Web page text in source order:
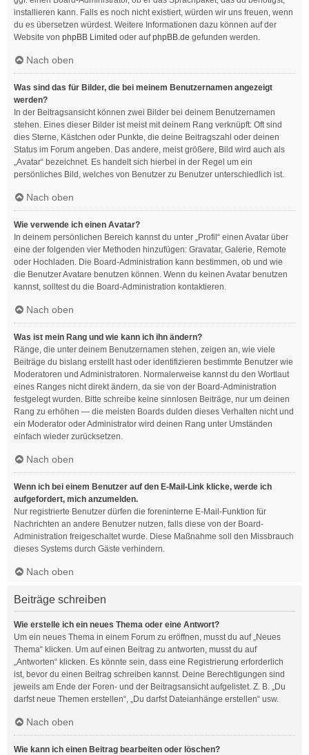
installieren kann. Falls es noch nicht existiert, würden wir uns freuen, wenn
du es übersetzen würdest. Weitere Informationen dazu können auf der
Website von phpBB Limited oder aufphpBB.de gefunden werden.
Nach oben
Was sind das für Bilder, die bei meinem Benutzernamen angezeigt
werden?
In der Beitragsansicht können zwei Bilder bei deinem Benutzernamen
stehen. Eines dieser Bilder ist meist mit deinem Rang verknüpft: Oft sind
dies Sterne, Kästchen oder Punkte, die deine Beitragszahl oder deinen
Status im Forum angeben. Das andere, meist größere, Bild wird auch als
„Avatar“ bezeichnet. Es handelt sich hierbei in der Regel um ein
persönliches Bild, welches von Benutzer zu Benutzer unterschiedlich ist.
Nach oben
Wie verwende ich einen Avatar?
In deinem persönlichen Bereich kannst du unter „Profil“ einen Avatar über
eine der folgenden vier Methoden hinzufügen: Gravatar, Galerie, Remote
oder Hochladen. Die Board-Administration kann bestimmen, ob und wie
die Benutzer Avatare benutzen können. Wenn du keinen Avatar benutzen
kannst, solltest du die Board-Administration kontaktieren.
Nach oben
Was ist mein Rang und wie kann ich ihn ändern?
Ränge, die unter deinem Benutzernamen stehen, zeigen an, wie viele
Beiträge du bislang erstellt hast oder identifizieren bestimmte Benutzer wie
Moderatoren und Administratoren. Normalerweise kannst du den Wortlaut
eines Ranges nicht direkt ändern, da sie von der Board-Administration
festgelegt wurden. Bitte schreibe keine sinnlosen Beiträge, nur um deinen
Rang zu erhöhen — die meisten Boards dulden dieses Verhalten nicht und
ein Moderator oder Administrator wird deinen Rang unter Umständen
einfach wieder zurücksetzen.
Nach oben
Wenn ich bei einem Benutzer auf den E-Mail-Link klicke, werde ich
aufgefordert, mich anzumelden.
Nur registrierte Benutzer dürfen die foreninterne E-Mail-Funktion für
Nachrichten an andere Benutzer nutzen, falls diese von der Board-
Administration freigeschaltet wurde. Diese Maßnahme soll den Missbrauch
dieses Systems durch Gäste verhindern.
Nach oben
Beiträge schreiben
Wie erstelle ich ein neues Thema oder eine Antwort?
Um ein neues Thema in einem Forum zu eröffnen, musst du auf „Neues
Thema“ klicken. Um auf einen Beitrag zu antworten, musst du auf
„Antworten“ klicken. Es könnte sein, dass eine Registrierung erforderlich
ist, bevor du einen Beitrag schreiben kannst. Deine Berechtigungen sind
jeweils am Ende der Foren- und der Beitragsansicht aufgelistet. Z. B. „Du
darfst neue Themen erstellen“, „Du darfst Dateianhänge erstellen“ usw.
Nach oben
Wie kann ich einen Beitrag bearbeiten oder löschen?